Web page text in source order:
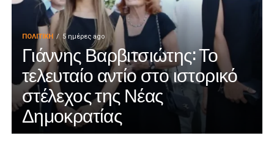
ΠΟΛΙΤΙΚΉ 5 ημέρες ago
Γιάννης Βαρβιτσιώτης: Το
τελευταίο αντίο στο ιστορικό
στέλεχος της Νέας
Δημοκρατίας